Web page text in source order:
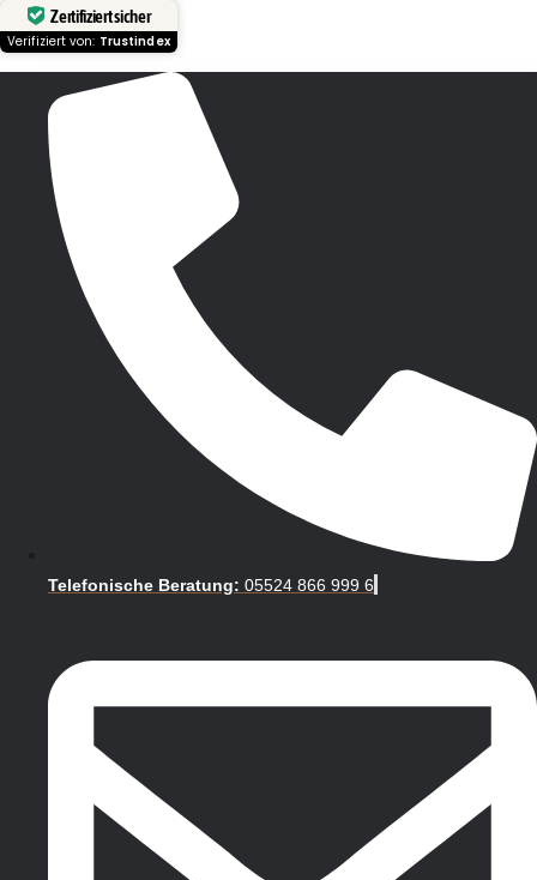
Zertifiziert sicher
Verifiziert von: Trustindex
Telefonische Beratung: 05524 866 999 6